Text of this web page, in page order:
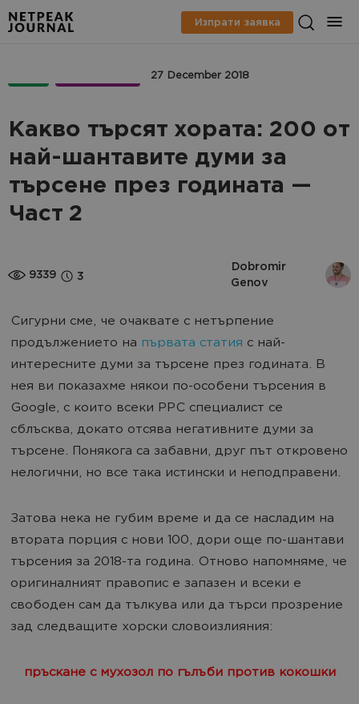
Изпрати заявка
27 December 2018
Какво търсят хората: 200 от
най-шантавите думи за
търсене през годината —
Част 2
9339 3
Dobromir
Genov
Сигурни сме, че очаквате с нетърпение
продължението на първата статия с най-
интересните думи за търсене през годината. В
нея ви показахме някои по-особени търсения в
Google, с които всеки PPC специалист се
сблъсква, докато отсява негативните думи за
търсене. Понякога са забавни, друг път откровено
нелогични, но все така истински и неподправени.
Затова нека не губим време и да се насладим на
втората порция с нови 100, дори още по-шантави
търсения за 2018-та година. Отново напомняме, че
оригиналният правопис е запазен и всеки е
свободен сам да тълкува или да търси прозрение
зад следващите хорски словоизлияния:
пръскане с мухозол по гълъби против кокошки